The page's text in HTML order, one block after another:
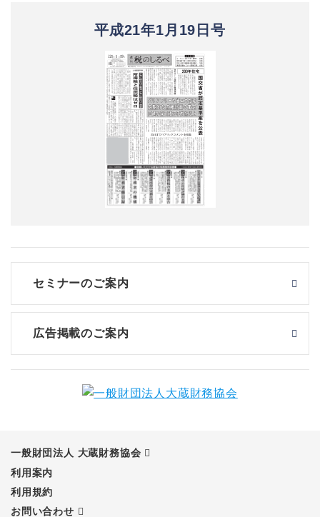
平成21年1月19日号
セミナーのご案内
広告掲載のご案内
一般財団法人 大蔵財務協会
利用案内
利用規約
お問い合わせ